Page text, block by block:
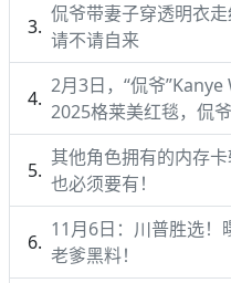
侃爷带妻子穿透明衣
请不请自来
2月3日，“侃爷
2025格莱美红毯，侃
其他角色拥有的内存卡
也必须要有！
11月6日：川普胜选
老爹黑料！